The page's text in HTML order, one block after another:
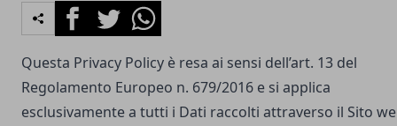
FacebookTwitterWhatsapp
Questa Privacy Policy è resa ai sensi dell’art. 13 del
Regolamento Europeo n. 679/2016 e si applica
esclusivamente a tutti i Dati raccolti attraverso il Sito